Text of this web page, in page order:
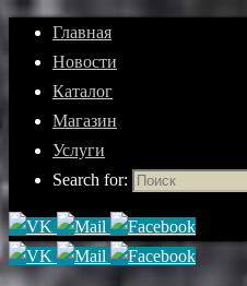
Главная
Новости
Каталог
Магазин
Услуги
Search for: